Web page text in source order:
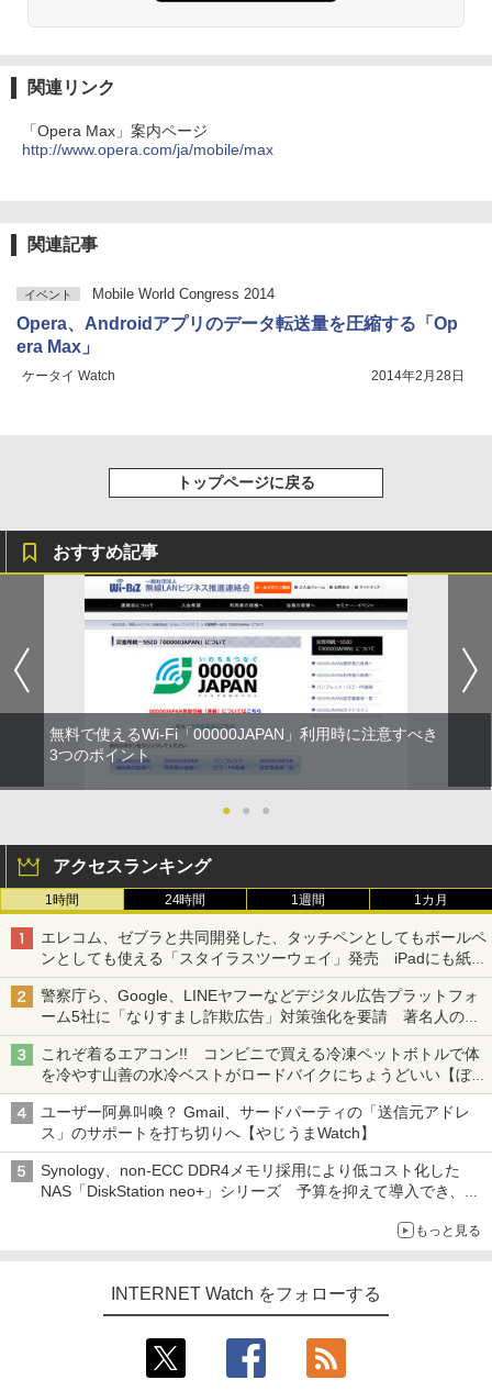
関連リンク
「Opera Max」案内ページ
http://www.opera.com/ja/mobile/max
関連記事
イベント Mobile World Congress 2014
Opera、Androidアプリのデータ転送量を圧縮する「Op
era Max」
ケータイ Watch 2014年2月28日
トップページに戻る
おすすめ記事
無料で使えるWi-Fi「00000JAPAN」利用時に注意すべき
3つのポイント
● ● ●
アクセスランキング
1時間 24時間 1週間 1カ月
エレコム、ゼブラと共同開発した、タッチペンとしてもボールペ
ンとしても使える「スタイラスツーウェイ」発売 iPadにも紙に
も、持ち替えずに書き込める
警察庁ら、Google、LINEヤフーなどデジタル広告プラットフォ
ーム5社に「なりすまし詐欺広告」対策強化を要請 著名人の写
真や映像を使った投資詐欺などへの対策として
これぞ着るエアコン!! コンビニで買える冷凍ペットボトルで体
を冷やす山善の水冷ベストがロードバイクにちょうどいい【ぼっ
ち・ざ・ろーど！その14】【空いた時間でなにしてる？】
ユーザー阿鼻叫喚？ Gmail、サードパーティの「送信元アドレ
ス」のサポートを打ち切りへ【やじうまWatch】
Synology、non-ECC DDR4メモリ採用により低コスト化した
NAS「DiskStation neo+」シリーズ 予算を抑えて導入でき、
もっと見る
INTERNET Watch をフォローする